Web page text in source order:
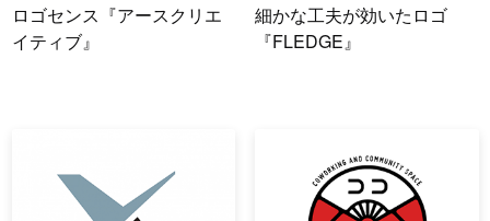
ロゴセンス『アースクリエ
イティブ』
細かな工夫が効いたロゴ
『FLEDGE』